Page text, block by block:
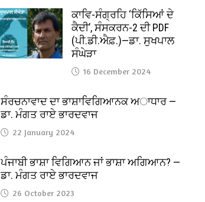
ਕਾਵਿ-ਸੰਗ੍ਰਹਿ ‘ਕਿੱਸਿਆਂ ਦੇ
ਕੈਦੀ’, ਸੰਸਕਰਨ-2 ਦੀ PDF
(ਪੀ.ਡੀ.ਐਫ਼.)—ਡਾ. ਸੁਖਪਾਲ
ਸੰਘੇੜਾ
16 December 2024
ਸੰਰਚਨਾਵਾਦ ਦਾ ਭਾਸ਼ਾਵਿਗਿਆਨਕ ਅਾਧਾਰ —
ਡਾ. ਮੰਗਤ ਰਾਏ ਭਾਰਦਵਾਜ
22 January 2024
ਪੰਜਾਬੀ ਭਾਸ਼ਾ ਵਿਗਿਆਨ ਜਾਂ ਭਾਸ਼ਾ ਅਗਿਆਨ? —
ਡਾ. ਮੰਗਤ ਰਾਏ ਭਾਰਦਵਾਜ
26 October 2023